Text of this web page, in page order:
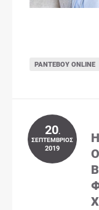
ΡΑΝΤΕΒΟΎ ONLINE
20.
ΣΕΠΤΈΜΒΡΙΟΣ
2019